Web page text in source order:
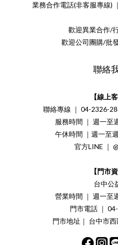
業務合作電話(非客服專線)
歡迎異業合作/
歡迎公司團購/批
聯絡
【線上
聯絡專線 ｜ 04-2326-
服務時間 ｜ 週一至
午休時間 ｜週一至
官方LINE ｜
【門市
台中公
營業時間 ｜ 週一至
門市電話 ｜
門市地址｜ 台中市